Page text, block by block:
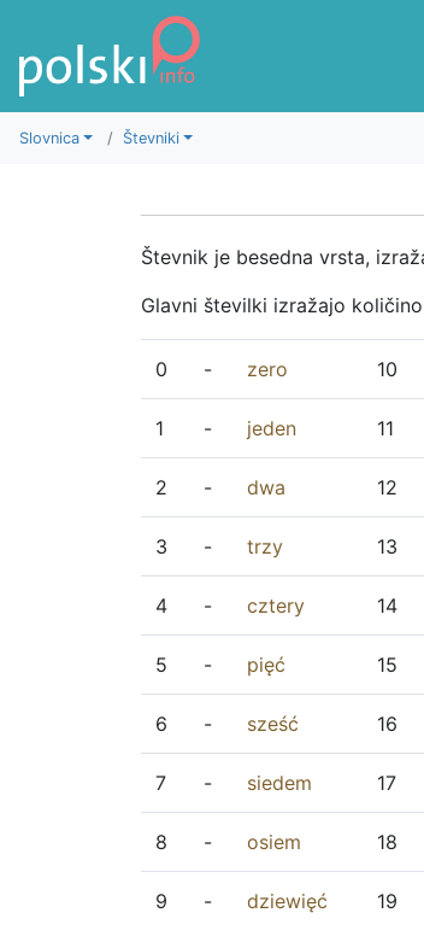
Slovnica Števniki
Števnik je besedna vrsta,
Glavni številki izražajo
0 - zero 10
1 - jeden 11
2 - dwa 12
3 - trzy 13
4 - cztery 14
5 - pięć 15
6 - sześć 16
7 - siedem 17
8 - osiem 18
9 - dziewięć 19